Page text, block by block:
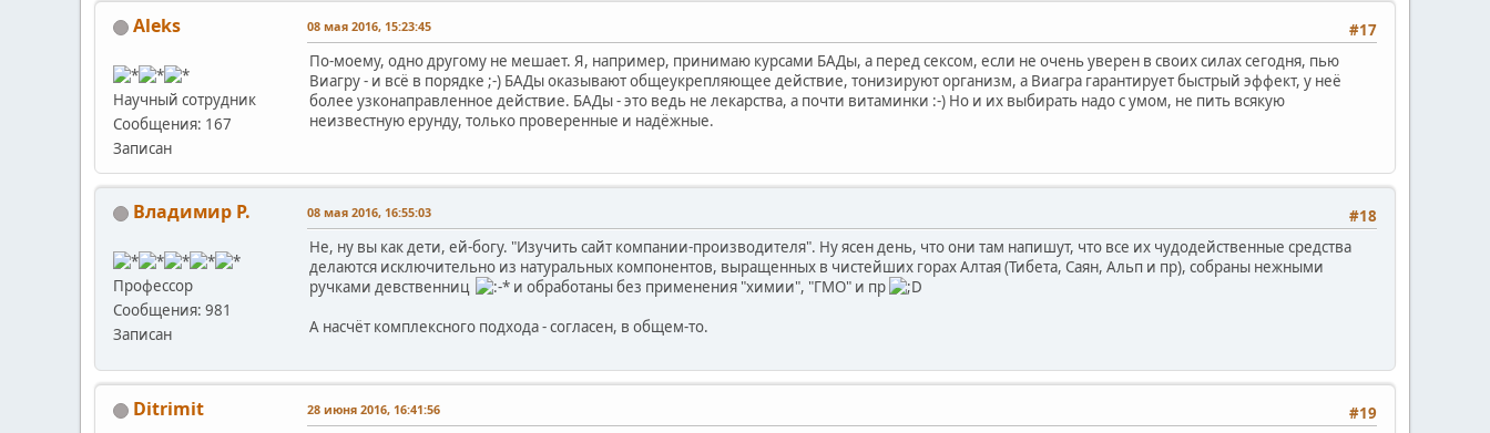
Aleks
Научный сотрудник
Сообщения: 167
Записан
#17
08 мая 2016, 15:23:45
По-моему, одно другому не мешает. Я, например, принимаю курсами БАДы, а перед сексом, если не очень уверен в своих силах сегодня, пью
Виагру - и всё в порядке ;-) БАДы оказывают общеукрепляющее действие, тонизируют организм, а Виагра гарантирует быстрый эффект, у неё
более узконаправленное действие. БАДы - это ведь не лекарства, а почти витаминки :-) Но и их выбирать надо с умом, не пить всякую
неизвестную ерунду, только проверенные и надёжные.
Владимир Р.
Профессор
Сообщения: 981
Записан
#18
08 мая 2016, 16:55:03
Не, ну вы как дети, ей-богу. "Изучить сайт компании-производителя". Ну ясен день, что они там напишут, что все их чудодейственные средства
делаются исключительно из натуральных компонентов, выращенных в чистейших горах Алтая (Тибета, Саян, Альп и пр), собраны нежными
ручками девственниц
и обработаны без применения "химии", "ГМО" и пр
А насчёт комплексного подхода - согласен, в общем-то.
Ditrimit #19
28 июня 2016, 16:41:56